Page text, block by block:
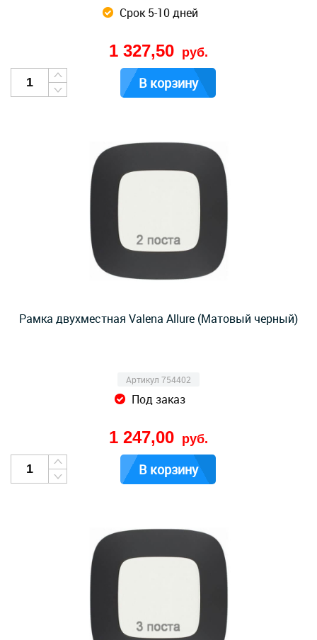
Срок 5-10 дней
1 327,50 руб.
В корзину
Рамка двухместная Valena Allure (Матовый черный)
Артикул 754402
Под заказ
1 247,00 руб.
В корзину